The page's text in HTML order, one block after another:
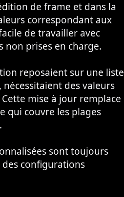
de frame et dans la
correspondant aux
de travailler avec
non prises en charge.
reposaient sur une liste
des valeurs
mise à jour remplace
qui couvre les plages
sont toujours
configurations